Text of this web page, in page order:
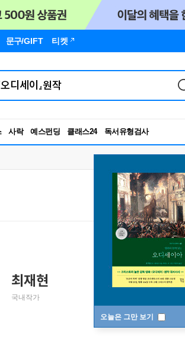
문구/GIFT 티켓
사락 예스펀딩 클래스24
독서유형검사
오늘은 그만 보기
최재현
국내작가